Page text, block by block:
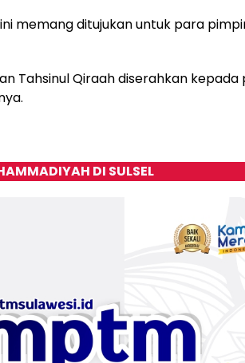
memang ditujukan untuk para
Tahsinul Qiraah diserahkan kepada
DI SULSEL